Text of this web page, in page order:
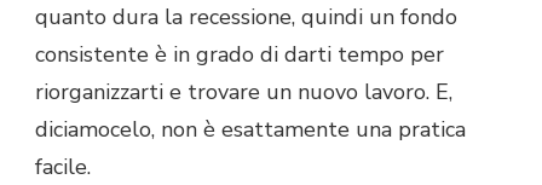
quanto dura la recessione, quindi un fondo
consistente è in grado di darti tempo per
riorganizzarti e trovare un nuovo lavoro. E,
diciamocelo, non è esattamente una pratica
facile.